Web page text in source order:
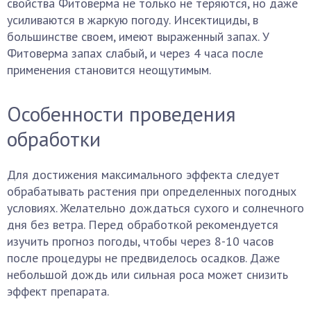
усиливаются в жаркую погоду. Инсектициды, в
большинстве своем, имеют выраженный запах. У
Фитоверма запах слабый, и через 4 часа после
применения становится неощутимым.
Особенности проведения
обработки
Для достижения максимального эффекта следует
обрабатывать растения при определенных погодных
условиях. Желательно дождаться сухого и солнечного
дня без ветра. Перед обработкой рекомендуется
изучить прогноз погоды, чтобы через 8-10 часов
после процедуры не предвиделось осадков. Даже
небольшой дождь или сильная роса может снизить
эффект препарата.